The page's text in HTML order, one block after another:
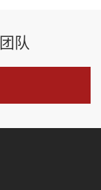
队